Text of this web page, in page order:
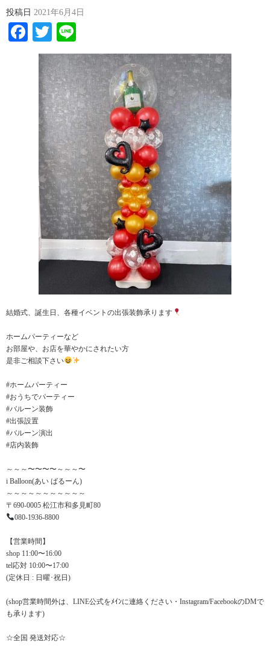
投稿日 2021年6月4日
Facebook
Twitter
結婚式、誕生日、各種イベントの出張装飾承ります
ホームパーティーなど
お部屋や、お店を華やかにされたい方
是非ご相談下さい
#ホームパーティー
#おうちでパーティー
#バルーン装飾
#出張設置
#バルーン演出
#店内装飾
～～～〜〜〜〜～～～〜
i Balloon(あい ばるーん)
～～～～～～～～～～～
〒690-0005 松江市和多見町80
080-1936-8800
【営業時間】
shop 11:00〜16:00
tel応対 10:00〜17:00
(定休日 : 日曜･祝日)
(shop営業時間外は、LINE公式をﾒｲﾝに連絡ください・Instagram/FacebookのDMで
も承ります)
☆全国 発送対応☆